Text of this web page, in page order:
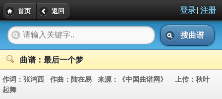
首页 返回 登录| 注册
搜曲谱
曲谱：最后一个梦
作词： 张鸿西 作曲： 陆在易 来源： 《中国曲谱网》 上传： 秋叶
起舞